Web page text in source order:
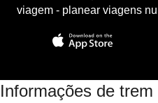
viagem - planear viagens
Informações de